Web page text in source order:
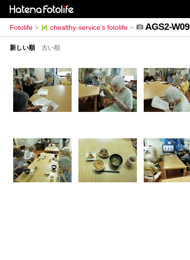
Fotolife > chealthy-service's fotolife > AGS2-W09
新しい順 | 古い順